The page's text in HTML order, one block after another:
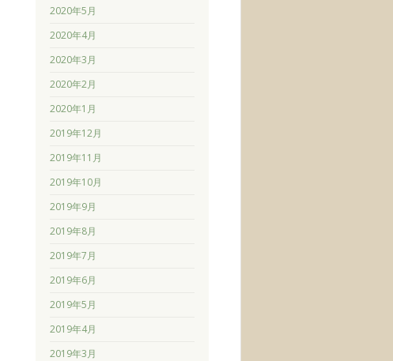
2020年5月
2020年4月
2020年3月
2020年2月
2020年1月
2019年12月
2019年11月
2019年10月
2019年9月
2019年8月
2019年7月
2019年6月
2019年5月
2019年4月
2019年3月